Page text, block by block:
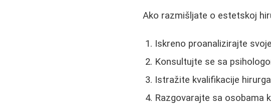
Ako razmišljate o estetskoj
Iskreno proanalizirajte
Konsultujte se sa
Istražite kvalifikacije
Razgovarajte sa osobama